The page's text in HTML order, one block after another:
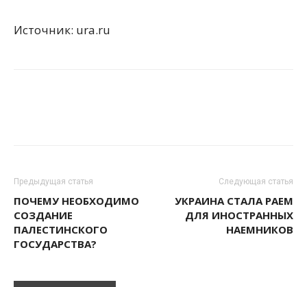
Источник: ura.ru
Предыдущая статья
ПОЧЕМУ НЕОБХОДИМО
СОЗДАНИЕ
ПАЛЕСТИНСКОГО
ГОСУДАРСТВА?
Следующая статья
УКРАИНА СТАЛА РАЕМ
ДЛЯ ИНОСТРАННЫХ
НАЕМНИКОВ